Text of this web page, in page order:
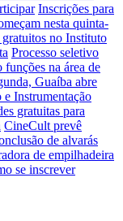
Inscrições para
nesta quinta-
no Instituto
Processo seletivo
na área de
Guaíba abre
e Instrumentação
gratuitas para
CineCult prevê
de alvarás
de empilhadeira
se inscrever